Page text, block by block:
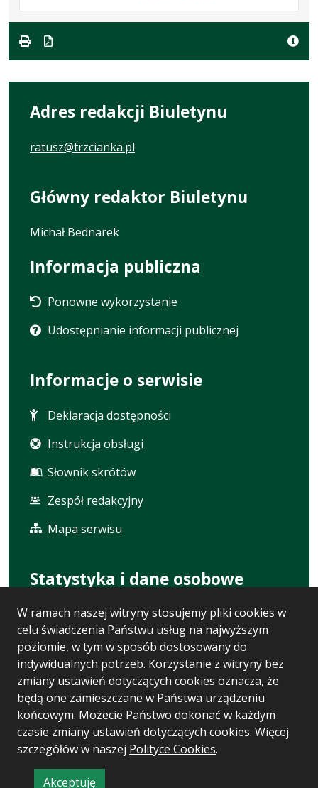
W ramach naszej witryny stosujemy pliki cookies w
celu świadczenia Państwu usług na najwyższym
poziomie, w tym w sposób dostosowany do
indywidualnych potrzeb. Korzystanie z witryny bez
zmiany ustawień dotyczących cookies oznacza, że
będą one zamieszczane w Państwa urządzeniu
końcowym. Możecie Państwo dokonać w każdym
czasie zmiany ustawień dotyczących cookies. Więcej
szczegółów w naszej Polityce Cookies.
Akceptuję
formacie:
118
w
formacie
Adres redakcji Biuletynu
ratusz@trzcianka.pl
Główny redaktor Biuletynu
Michał Bednarek
Informacja publiczna
Ponowne wykorzystanie
Udostępnianie informacji publicznej
Informacje o serwisie
Deklaracja dostępności
Instrukcja obsługi
Słownik skrótów
Zespół redakcyjny
Mapa serwisu
Statystyka i dane osobowe
Statystyki oglądalności
Ostatnio dodane
Polityka prywatności
RODO
Wersja systemu: 5.7.0 [110]
Ostatnia aktualizacja BIP: 06.08.2026 16:25